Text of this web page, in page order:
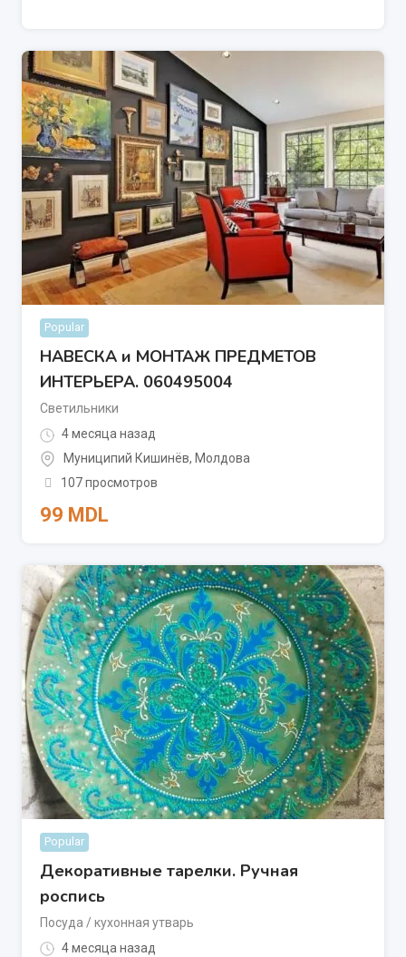
Popular
НАВЕСКА и МОНТАЖ ПРЕДМЕТОВ
ИНТЕРЬЕРА. 060495004
Светильники
4 месяца назад
Муниципий Кишинёв, Молдова
107 просмотров
99 MDL
Popular
Декоративные тарелки. Ручная
роспись
Посуда / кухонная утварь
4 месяца назад